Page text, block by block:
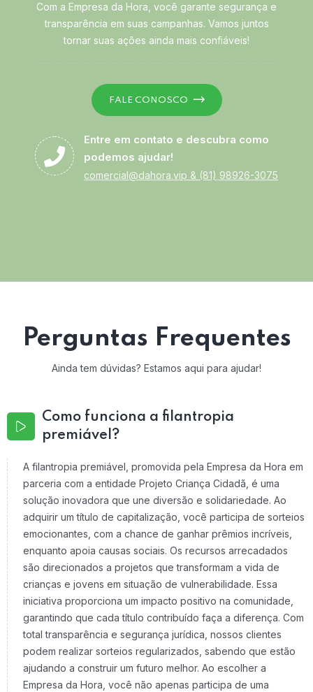
Com a Empresa da Hora, você garante segurança e
transparência em suas campanhas. Vamos juntos
tornar suas ações ainda mais confiáveis!
FALE CONOSCO
Entre em contato e descubra como
podemos ajudar!
comercial@dahora.vip & (81) 98926-3075
Perguntas Frequentes
Ainda tem dúvidas? Estamos aqui para ajudar!
Como funciona a filantropia
premiável?
A filantropia premiável, promovida pela Empresa da Hora em
parceria com a entidade Projeto Criança Cidadã, é uma
solução inovadora que une diversão e solidariedade. Ao
adquirir um título de capitalização, você participa de sorteios
emocionantes, com a chance de ganhar prêmios incríveis,
enquanto apoia causas sociais. Os recursos arrecadados
são direcionados a projetos que transformam a vida de
crianças e jovens em situação de vulnerabilidade. Essa
iniciativa proporciona um impacto positivo na comunidade,
garantindo que cada título contribuído faça a diferença. Com
total transparência e segurança jurídica, nossos clientes
podem realizar sorteios regularizados, sabendo que estão
ajudando a construir um futuro melhor. Ao escolher a
Empresa da Hora, você não apenas participa de uma